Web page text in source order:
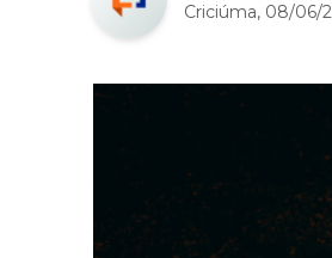
Criciúma, 08/06/